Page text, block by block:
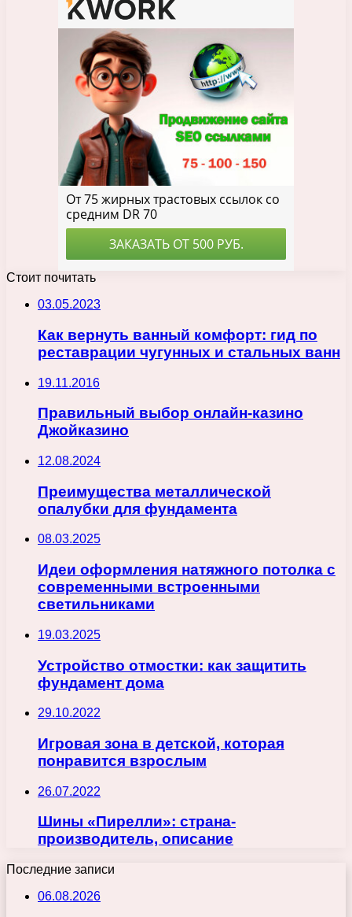
Стоит почитать
03.05.2023
Как вернуть ванный комфорт: гид по
реставрации чугунных и стальных ванн
19.11.2016
Правильный выбор онлайн-казино
Джойказино
12.08.2024
Преимущества металлической
опалубки для фундамента
08.03.2025
Идеи оформления натяжного потолка с
современными встроенными
светильниками
19.03.2025
Устройство отмостки: как защитить
фундамент дома
29.10.2022
Игровая зона в детской, которая
понравится взрослым
26.07.2022
Шины «Пирелли»: страна-
производитель, описание
Последние записи
06.08.2026